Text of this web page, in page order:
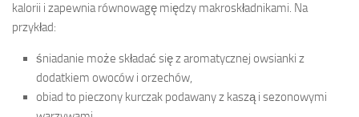
kalorii i zapewnia równowagę między makroskładnikami. Na
przykład:
śniadanie może składać się z aromatycznej owsianki z
dodatkiem owoców i orzechów,
obiad to pieczony kurczak podawany z kaszą i sezonowymi